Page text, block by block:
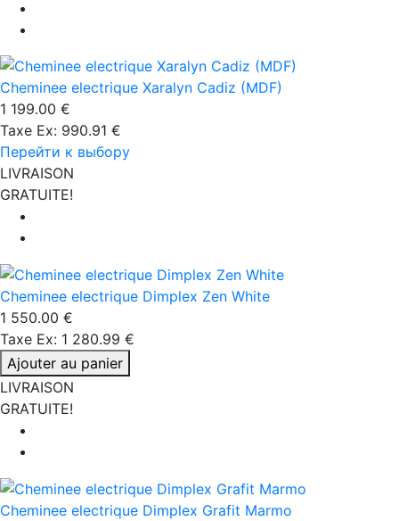
Cheminee electrique Xaralyn Cadiz (MDF)
1 199.00 €
Taxe Ex: 990.91 €
Перейти к выбору
LIVRAISON
GRATUITE!
Cheminee electrique Dimplex Zen White
1 550.00 €
Taxe Ex: 1 280.99 €
Ajouter au panier
LIVRAISON
GRATUITE!
Cheminee electrique Dimplex Grafit Marmo